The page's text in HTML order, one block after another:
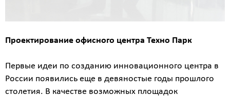
Проектирование офисного центра Техно Парк
Первые идеи по созданию инновационного центра в
России появились еще в девяностые годы прошлого
столетия. В качестве возможных площадок